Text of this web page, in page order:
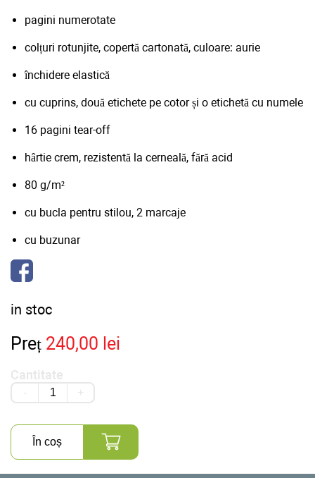
pagini numerotate
colțuri rotunjite, copertă cartonată, culoare: aurie
închidere elastică
cu cuprins, două etichete pe cotor și o etichetă cu numele
16 pagini tear-off
hârtie crem, rezistentă la cerneală, fără acid
80 g/m²
cu bucla pentru stilou, 2 marcaje
cu buzunar
in stoc
Preț 240,00 lei
Cantitate
- +
În coș